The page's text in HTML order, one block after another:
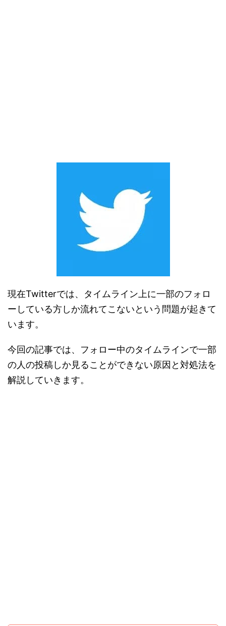
現在Twitterでは、タイムライン上に一部のフォロ
ーしている方しか流れてこないという問題が起きて
います。
今回の記事では、フォロー中のタイムラインで一部
の人の投稿しか見ることができない原因と対処法を
解説していきます。